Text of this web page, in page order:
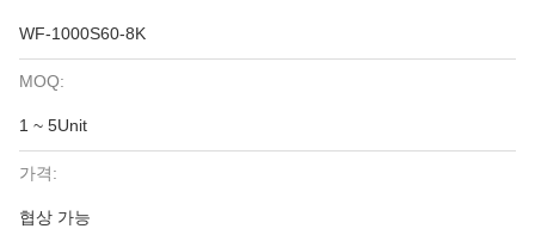
WF-1000S60-8K
MOQ:
1 ~ 5Unit
가격:
협상 가능